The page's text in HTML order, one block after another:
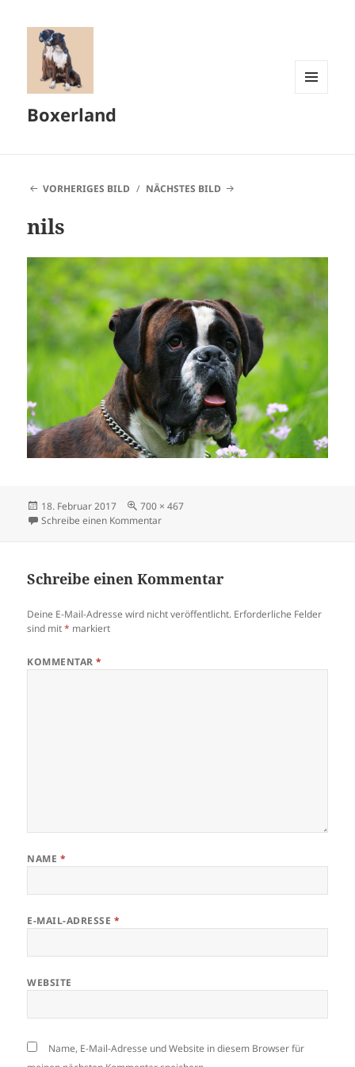
Boxerland
VORHERIGES BILD NÄCHSTES BILD
nils
Veröffentlicht
am
18. Februar 2017 Originalgröße
700 × 467
Schreibe einen Kommentarzu nils
Schreibe einen Kommentar
Deine E-Mail-Adresse wird nicht veröffentlicht. Erforderliche Felder
sind mit* markiert
KOMMENTAR*
NAME *
E-MAIL-ADRESSE *
WEBSITE
Name, E-Mail-Adresse und Website in diesem Browser für